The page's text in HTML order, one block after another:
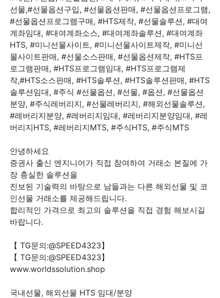
선물,#선물옵션구입, #선물옵션판매, #선물옵션프로그램,
#선물옵션프로그램구매, #HTS제작, #선물솔루션, #대여
계좌임대, #대여계좌소스, #대여계좌솔루션, #대여계좌
HTS, #미니선물사이트, #미니선물사이트제작, #미니선
물사이트판매, #선물소스판매, #선물옵션제작, #HTS프
로그램판매, #HTS프로그램임대, #HTS프로그램제
작,#HTS소스판매, #HTS솔루션, #HTS솔루션판매, #HTS
솔루션임대, #주식 #선물옵션, #선물, #옵션, #선물옵션
분양, #주식레버리지, #선물레버리지, #해외선물솔루션,
#레버리지분양, #레버리지임대, #레버리지분양임대, #레
버리지HTS, #레버리지MTS, #주식HTS, #주식MTS
안녕하세요
증권사 출신 엔지니어가 직접 참여하여 거래소 본질에 가
장 충실한 솔루션을
진보된 기술력의 바탕으로 남들과는 다른 해외선물 및 코
인선물 거래소를 제공해드립니다.
합리적인 가격으로 최고의 솔루션을 직접 경험 해보시길
바랍니다.
【 TG문의:@SPEED4323】
【 TG문의:@SPEED4323】
www.worldssolution.shop
국내선물, 해외선물 HTS 임대/분양